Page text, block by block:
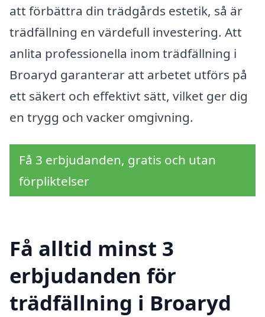
att förbättra din trädgårds estetik, så är
trädfällning en värdefull investering. Att
anlita professionella inom trädfällning i
Broaryd garanterar att arbetet utförs på
ett säkert och effektivt sätt, vilket ger dig
en trygg och vacker omgivning.
Få 3 erbjudanden, gratis och utan
förpliktelser
Få alltid minst 3
erbjudanden för
trädfällning i Broaryd